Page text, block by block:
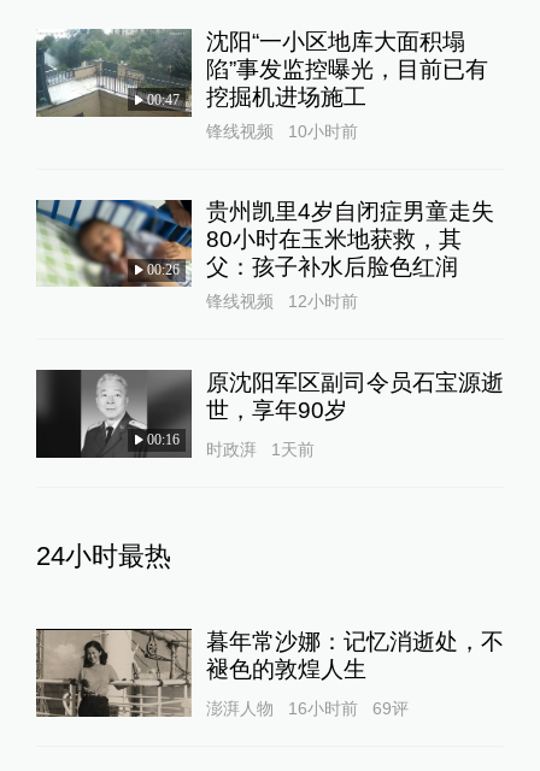
00:47
沈阳“一小区地库大面积塌
陷”事发监控曝光，目前已有
挖掘机进场施工
锋线视频 10小时前
00:26
贵州凯里4岁自闭症男童走失
80小时在玉米地获救，其
父：孩子补水后脸色红润
锋线视频 12小时前
00:16
原沈阳军区副司令员石宝源逝
世，享年90岁
时政湃 1天前
24小时最热
暮年常沙娜：记忆消逝处，不
褪色的敦煌人生
澎湃人物 16小时前 69评